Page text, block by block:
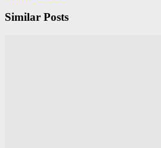
Similar Posts